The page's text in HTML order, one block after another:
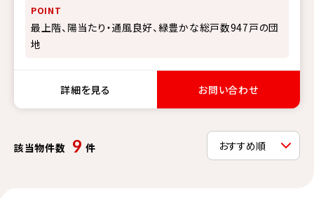
POINT
最上階、陽当たり・通風良好、緑豊かな総戸数947戸の団
地
詳細を見る お問い合わせ
該当物件数 9 件